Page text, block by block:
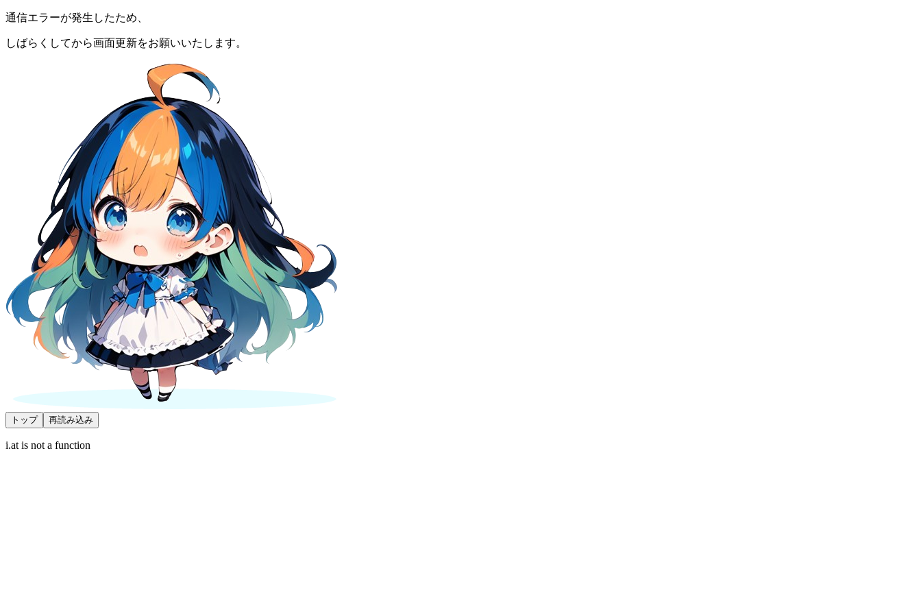
通信エラーが発生したため、
しばらくしてから画面更新をお願いいたします。
トップ 再読み込み
i.at is not a function